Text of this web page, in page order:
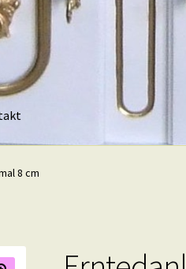
8 cm